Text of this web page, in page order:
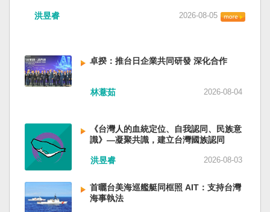
前空軍政委郭普校、前東部戰區政委劉青松、前
委鍾紹軍等。 黨政系統部分，前廣西政府主席藍
天立、前內蒙古政府主席王莉霞、前中國證監會
主席易會滿、前內蒙古黨委書記孫紹騁、前浙江
信部部長金壯龍、前中央軍民融合辦常務副主任
雷凡培，都是被不正常免職。 最新的河北黨書記
倪岳峰「另有任用」，應該是與德國之聲與紐約
時報披露張家口對海外人士動態控制平台被登錄
有關。 這些大清洗是反映習近平的穩定還是不
安？ （作者林保華為資深時事評論員）
四五年八一五台灣獨立了，台灣會成為東亞漢字
語，一如新加坡留下英文，本土原有的福佬話、
客家話、原住民各族語也不會被壓迫。 如果一九
四五年八一五台灣獨立了，台灣早已是聯合國會
員國，也不至於迄今仍以國體不明的身分爭取加
爭。當然也沒有以反共為名、行專政之實的卅八
年戒嚴讓許多政治受難者的母親長期在黑夜哭
泣。 如果一九四五年八一五台灣獨立了，台灣早
已民主化，不必有長期戒嚴體制的壓迫，也沒有
群落留下來的遺民問題。漢字文化圈的國家台灣
會傳承更多日本留下來的風貌，如果吸引中國人
援速度與災後重建受到關注，避難所管理也成為
樣位於地震頻繁區域的台灣，防災工作不能只關
注災害發生後如何救援，更要思考受災者如何在
避難期間獲得安全且有尊嚴的生活。 台灣多年來
累積不少災害應變經驗，但每當重大災害發生，
者，即使面臨撤離要求，也不願離開自己的家
園，讓第一線執行撤離工作的公務人員承受壓
力。 表面上看，這似乎是防災意識不足；但更深
層的問題是，我們是否建立了一套讓人民願意避
只是住所，更是多年生活累積的情感依靠。離開
熟悉環境，本身就是重大心理挑戰。如果避難場
洪昱睿 2026-08-05
卓揆：推台日企業共同研發 深化合作
林薏茹 2026-08-04
《台灣人的血統定位、自我認同、民族意
識》—凝聚共識，建立台灣國族認同
洪昱睿 2026-08-03
首曬台美海巡艦艇同框照 AIT：支持台灣
海事執法